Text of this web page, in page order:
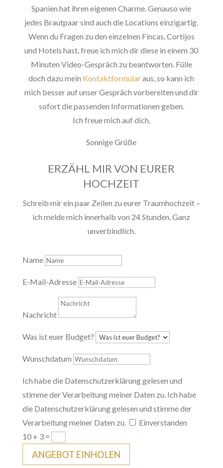
Spanien hat ihren eigenen Charme. Genauso wie
jedes Brautpaar sind auch die Locations einzigartig.
Wenn du Fragen zu den einzelnen Fincas, Cortijos
und Hotels hast, freue ich mich dir diese in einem 30
Minuten Video-Gespräch zu beantworten. Fülle
doch dazu mein Kontaktformularaus, so kann ich
mich besser auf unser Gespräch vorbereiten und dir
sofort die passenden Informationen geben.
Ich freue mich auf dich,
Sonnige Grüße
ERZÄHL MIR VON EURER
HOCHZEIT
Schreib mir ein paar Zeilen zu eurer Traumhochzeit –
ich melde mich innerhalb von 24 Stunden. Ganz
unverbindlich.
Name
E-Mail-Adresse
Nachricht
Was ist euer Budget?
Wunschdatum
Ich habe die Datenschutzerklärung gelesen und
stimme der Verarbeitung meiner Daten zu. Ich habe
die Datenschutzerklärung gelesen und stimme der
Verarbeitung meiner Daten zu.
Einverstanden
10 + 3=
ANGEBOT EINHOLEN